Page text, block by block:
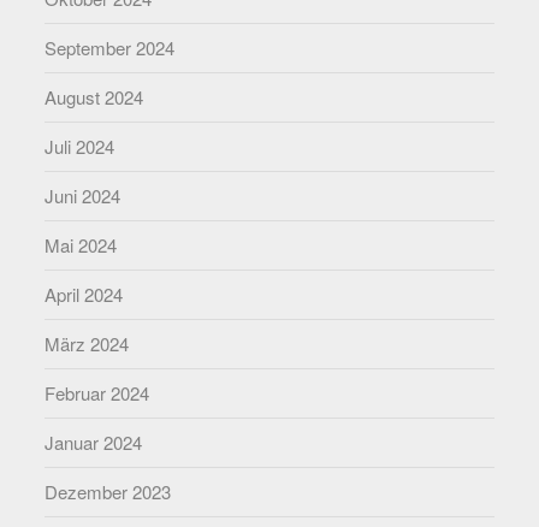
September 2024
August 2024
Juli 2024
Juni 2024
Mai 2024
April 2024
März 2024
Februar 2024
Januar 2024
Dezember 2023